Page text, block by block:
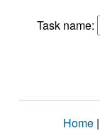
Task name:
Home |